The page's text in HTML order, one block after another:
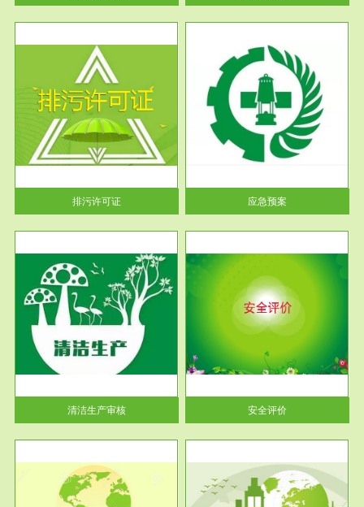
排污许可证
服务范围
应急预案
根据《中华人民共和国环境保护
法》第十九条 企业事业单位应
当按照...
应急预案
清洁生产审核
服务范围
安全评价
安全评价安全评价目的是查找、
分析和预测工程、系统、生产经
营活...
安全评价
服务范围